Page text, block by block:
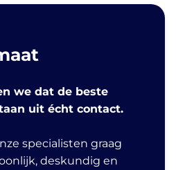
we dat de beste
uit écht contact.
specialisten graag
deskundig en